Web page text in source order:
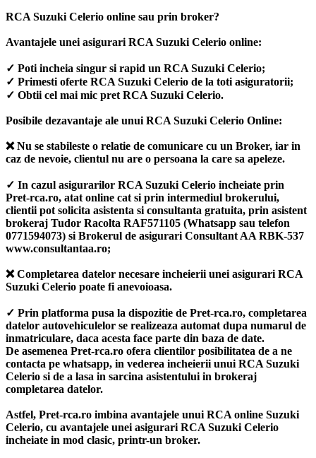
RCA Suzuki Celerio online sau prin broker?
Avantajele unei asigurari RCA Suzuki Celerio online:
✓ Poti incheia singur si rapid un RCA Suzuki Celerio;
✓ Primesti oferte RCA Suzuki Celerio de la toti asiguratorii;
✓ Obtii cel mai mic pret RCA Suzuki Celerio.
Posibile dezavantaje ale unui RCA Suzuki Celerio Online:
❌ Nu se stabileste o relatie de comunicare cu un Broker, iar in
caz de nevoie, clientul nu are o persoana la care sa apeleze.
✓ In cazul asigurarilor RCA Suzuki Celerio incheiate prin
Pret-rca.ro, atat online cat si prin intermediul brokerului,
clientii pot solicita asistenta si consultanta gratuita, prin asistent
brokeraj Tudor Racolta RAF571105 (Whatsapp sau telefon
0771594073) si Brokerul de asigurari Consultant AA RBK-537
www.consultantaa.ro;
❌ Completarea datelor necesare incheierii unei asigurari RCA
Suzuki Celerio poate fi anevoioasa.
✓ Prin platforma pusa la dispozitie de Pret-rca.ro, completarea
datelor autovehiculelor se realizeaza automat dupa numarul de
inmatriculare, daca acesta face parte din baza de date.
De asemenea Pret-rca.ro ofera clientilor posibilitatea de a ne
contacta pe whatsapp, in vederea incheierii unui RCA Suzuki
Celerio si de a lasa in sarcina asistentului in brokeraj
completarea datelor.
Astfel, Pret-rca.ro imbina avantajele unui RCA online Suzuki
Celerio, cu avantajele unei asigurari RCA Suzuki Celerio
incheiate in mod clasic, printr-un broker.